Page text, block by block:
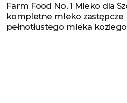
Zobacz produkt
Farm Food No. 1 Mleko dla
kompletne mleko zastępcze
pełnotłustego mleka koziego